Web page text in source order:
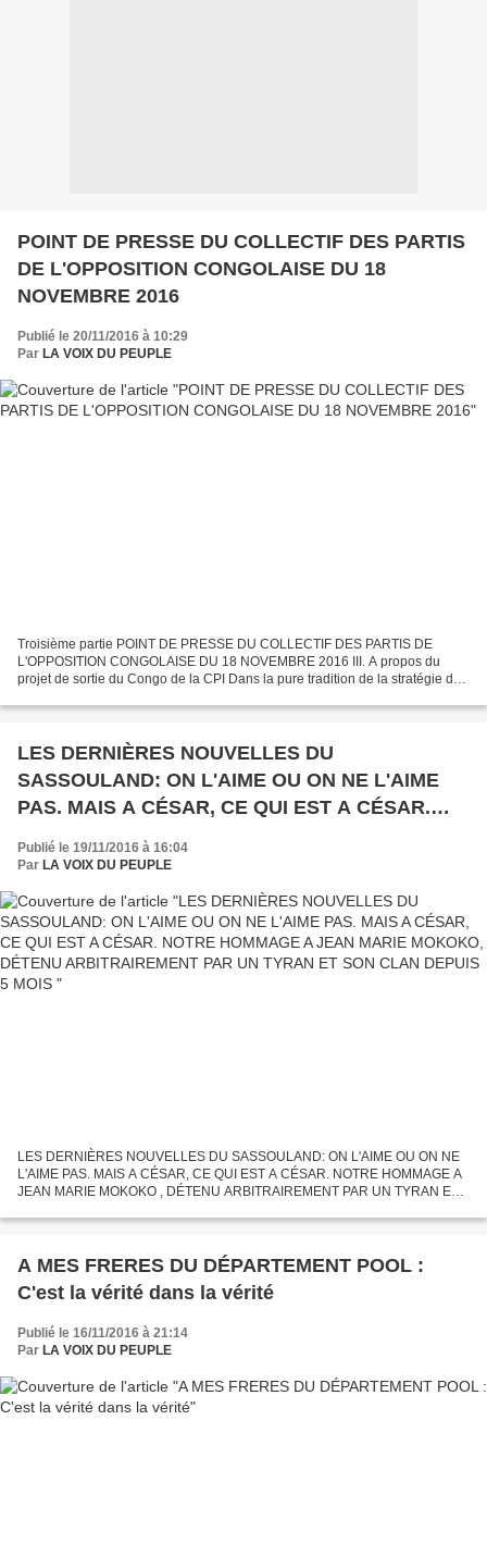
POINT DE PRESSE DU COLLECTIF DES PARTIS
DE L'OPPOSITION CONGOLAISE DU 18
NOVEMBRE 2016
Publié le 20/11/2016 à 10:29
Par LA VOIX DU PEUPLE
Troisième partie POINT DE PRESSE DU COLLECTIF DES PARTIS DE
L'OPPOSITION CONGOLAISE DU 18 NOVEMBRE 2016 III. A propos du
projet de sortie du Congo de la CPI Dans la pure tradition de la stratégie de
LES DERNIÈRES NOUVELLES DU
SASSOULAND: ON L'AIME OU ON NE L'AIME
PAS. MAIS A CÉSAR, CE QUI EST A CÉSAR.
NOTRE HOMMAGE A JEAN MARIE MOKOKO,
DÉTENU ARBITRAIREMENT PAR UN TYRAN ET
SON CLAN DEPUIS 5 MOIS
Publié le 19/11/2016 à 16:04
Par LA VOIX DU PEUPLE
LES DERNIÈRES NOUVELLES DU SASSOULAND: ON L'AIME OU ON NE
L'AIME PAS. MAIS A CÉSAR, CE QUI EST A CÉSAR. NOTRE HOMMAGE A
JEAN MARIE MOKOKO , DÉTENU ARBITRAIREMENT PAR UN TYRAN ET
FAITES-EN CE QUE VOUS...
A MES FRERES DU DÉPARTEMENT POOL :
C'est la vérité dans la vérité
Publié le 16/11/2016 à 21:14
Par LA VOIX DU PEUPLE